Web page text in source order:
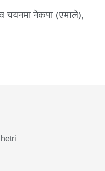
चयनमा नेकपा (एमाले),